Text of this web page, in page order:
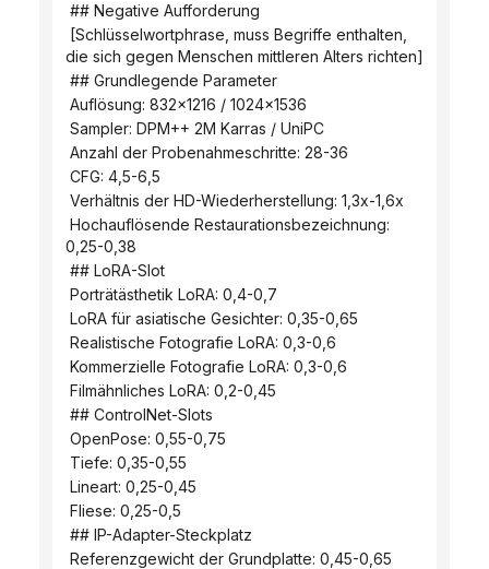
## Negative Aufforderung
die sich gegen Menschen mittleren Alters richten]
## Grundlegende Parameter
Auflösung: 832x1216 / 1024x1536
Sampler: DPM++ 2M Karras / UniPC
Anzahl der Probenahmeschritte: 28-36
CFG: 4,5-6,5
Verhältnis der HD-Wiederherstellung: 1,3x-1,6x
0,25-0,38
## LoRA-Slot
Porträtästhetik LoRA: 0,4-0,7
LoRA für asiatische Gesichter: 0,35-0,65
Realistische Fotografie LoRA: 0,3-0,6
Kommerzielle Fotografie LoRA: 0,3-0,6
Filmähnliches LoRA: 0,2-0,45
## ControlNet-Slots
OpenPose: 0,55-0,75
Tiefe: 0,35-0,55
Lineart: 0,25-0,45
Fliese: 0,25-0,5
## IP-Adapter-Steckplatz
Referenzgewicht der Grundplatte: 0,45-0,65